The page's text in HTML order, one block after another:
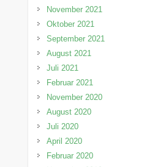
November 2021
Oktober 2021
September 2021
August 2021
Juli 2021
Februar 2021
November 2020
August 2020
Juli 2020
April 2020
Februar 2020